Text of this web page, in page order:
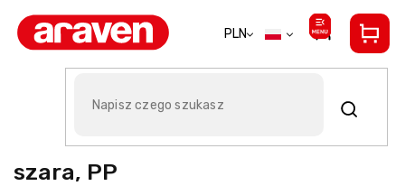
treści
PLN
Taca Araven z 5 przegrodami,
szara, PP